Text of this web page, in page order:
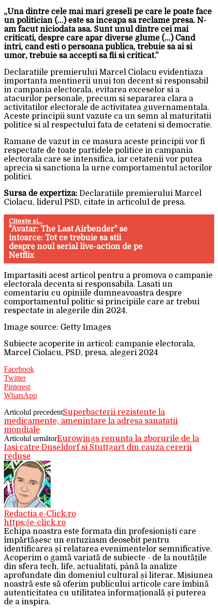
„Una dintre cele mai mari greseli pe care le poate face
un politician (…) este sa inceapa sa reclame presa. N-
am facut niciodata asa. Sunt unul dintre cei mai
criticati, despre care apar diverse glume (…) Cand
intri, cand esti o persoana publica, trebuie sa ai si
umor, trebuie sa accepti sa fii si criticat.”
Declaratiile premierului Marcel Ciolacu evidentiaza
importanta mentinerii unui ton decent si responsabil
in campania electorala, evitarea exceselor si a
atacurilor personale, precum si separarea clara a
activitatilor electorale de activitatea guvernamentala.
Aceste principii sunt vazute ca un semn al maturitatii
politice si al respectului fata de cetateni si democratie.
Ramane de vazut in ce masura aceste principii vor fi
respectate de toate partidele politice in campania
electorala care se intensifica, iar cetatenii vor putea
aprecia si sanctiona la urne comportamentul actorilor
politici.
Sursa de expertiza: Declaratiile premierului Marcel
Ciolacu, liderul PSD, citate in articolul de presa.
Citeste si...
"Avatar: The Last Airbender" se
intoarce: Tot ce trebuie sa stii
despre noul serial live-action de pe
Netflix
Impartasiti acest articol pentru a promova o campanie
electorala decenta si responsabila. Lasati un
comentariu cu opiniile dumneavoastra despre
comportamentul politic si principiile care ar trebui
respectate in alegerile din 2024.
Image source: Getty Images
Subiecte acoperite in articol: campanie electorala,
Marcel Ciolacu, PSD, presa, alegeri 2024
Facebook
Twitter
Pinterest
WhatsApp
Articolul precedentSuperbacterii rezistente la
medicamente, amenintare la adresa sanatatii
mondiale
Articolul următorEurowings renunta la zborurile de la
Iasi catre Duseldorf si Stuttgart din cauza cererii
reduse
Redactia e-Click.ro
https://e-click.ro
Echipa noastra este formata din profesioniști care
împărtășesc un entuziasm deosebit pentru
identificarea și relatarea evenimentelor semnificative.
Acoperim o gamă variată de subiecte - de la noutățile
din sfera tech, life, actualitati, până la analize
aprofundate din domeniul cultural și literar. Misiunea
noastră este să oferim publicului articole care îmbină
autenticitatea cu utilitatea informațională și puterea
de a inspira.